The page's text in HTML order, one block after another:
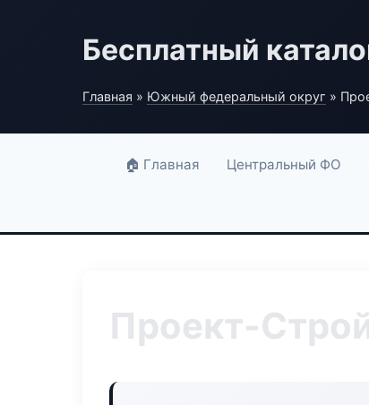
Бесплатный
Главная » Южный федеральный округ »
🏠 Главная Центральный ФО
Проект-